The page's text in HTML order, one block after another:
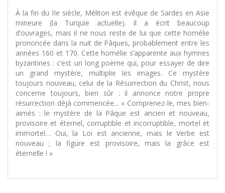
À la fin du IIe siècle, Méliton est évêque de Sardes en Asie
mineure (la Turquie actuelle). Il a écrit beaucoup
d’ouvrages, mais il ne nous reste de lui que cette homélie
prononcée dans la nuit de Pâques, probablement entre les
années 160 et 170. Cette homélie s’apparente aux hymnes
byzantines : c’est un long poème qui, pour essayer de dire
un grand mystère, multiplie les images. Ce mystère
toujours nouveau, celui de la Résurrection du Christ, nous
concerne toujours, bien sûr : il annonce notre propre
résurrection déjà commencée... « Comprenez-le, mes bien-
aimés : le mystère de la Pâque est ancien et nouveau,
provisoire et éternel, corruptible et incorruptible, mortel et
immortel… Oui, la Loi est ancienne, mais le Verbe est
nouveau ; la figure est provisoire, mais la grâce est
éternelle ! »